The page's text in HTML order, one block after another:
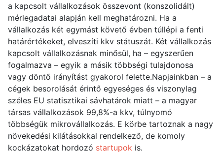
a kapcsolt vállalkozások összevont (konszolidált)
mérlegadatai alapján kell meghatározni. Ha a
vállalkozás két egymást követő évben túllépi a fenti
határértékeket, elveszíti kkv státuszát. Két vállalkozás
kapcsolt vállalkozásnak minősül, ha – egyszerűen
fogalmazva – egyik a másik többségi tulajdonosa
vagy döntő irányítást gyakorol felette.Napjainkban – a
cégek besorolását érintő egyeséges és viszonylag
széles EU statisztikai sávhatárok miatt – a magyar
társas vállalkozások 99,8%-a kkv, túlnyomó
többségük mikrovállalkozás. E körbe tartoznak a nagy
növekedési kilátásokkal rendelkező, de komoly
kockázatokat hordozó startupok is.